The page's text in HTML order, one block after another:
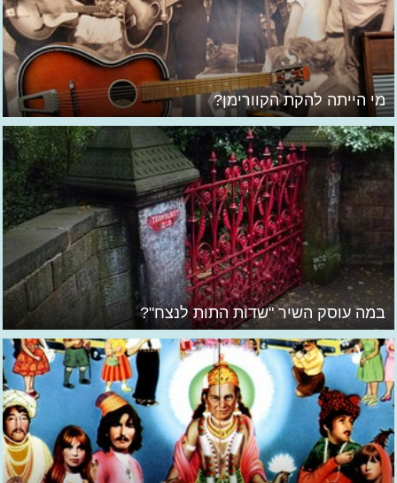
מי הייתה להקת הקוורימן?
במה עוסק השיר "שדות התות לנצח"?